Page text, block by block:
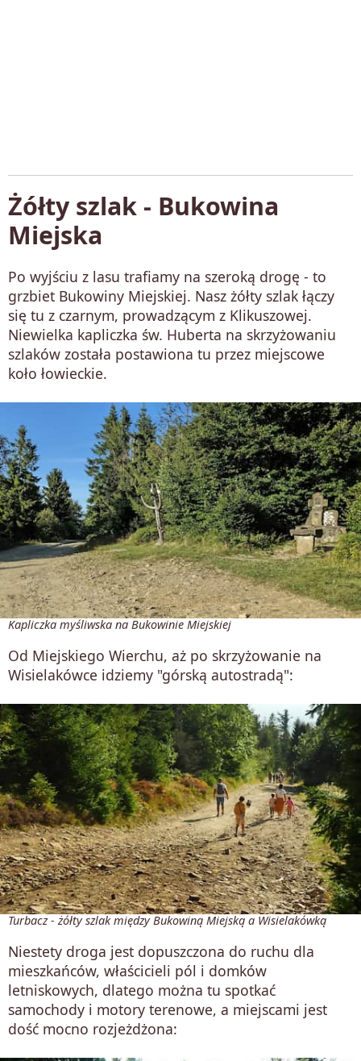
Żółty szlak - Bukowina
Miejska
Po wyjściu z lasu trafiamy na szeroką drogę - to
grzbiet Bukowiny Miejskiej. Nasz żółty szlak łączy
się tu z czarnym, prowadzącym z Klikuszowej.
Niewielka kapliczka św. Huberta na skrzyżowaniu
szlaków została postawiona tu przez miejscowe
koło łowieckie.
Kapliczka myśliwska na Bukowinie Miejskiej
Od Miejskiego Wierchu, aż po skrzyżowanie na
Wisielakówce idziemy "górską autostradą":
Turbacz - żółty szlak między Bukowiną Miejską a Wisielakówką
Niestety droga jest dopuszczona do ruchu dla
mieszkańców, właścicieli pól i domków
letniskowych, dlatego można tu spotkać
samochody i motory terenowe, a miejscami jest
dość mocno rozjeżdżona: